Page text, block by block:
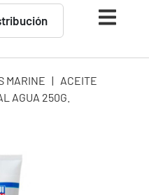
MARINE | ACEITE
AGUA 250G.